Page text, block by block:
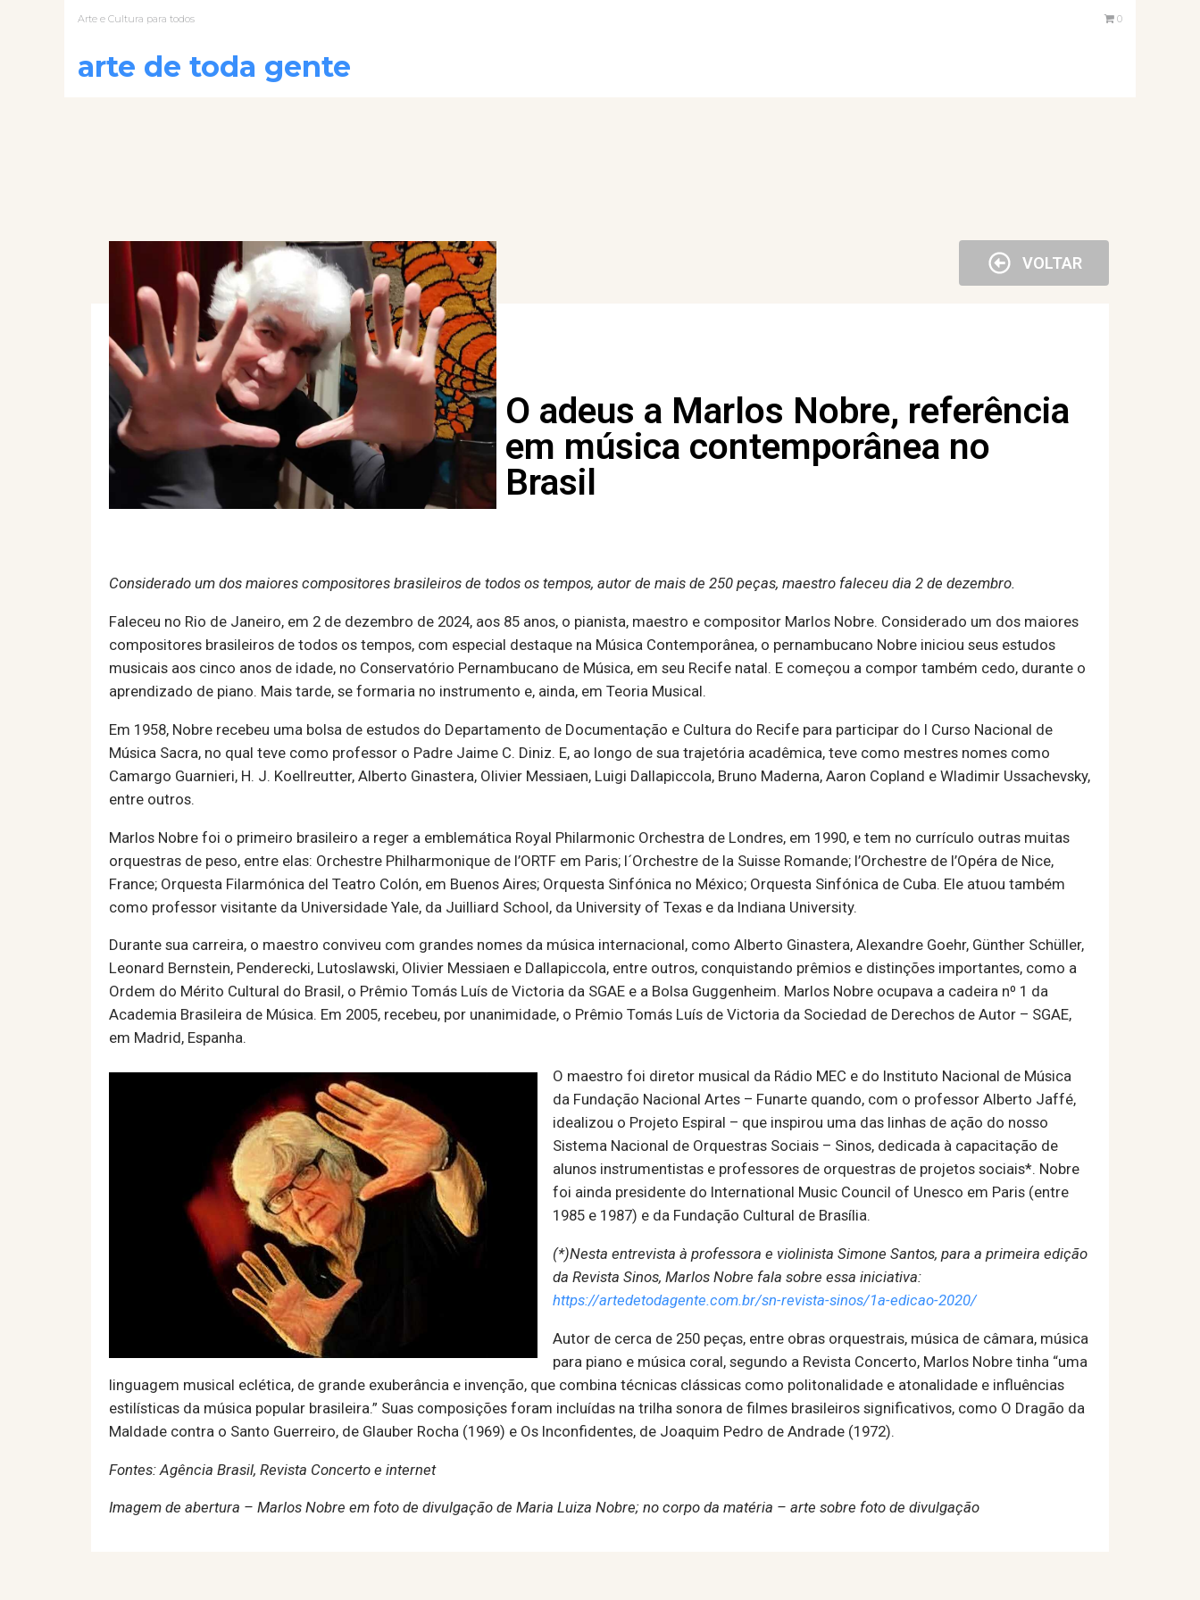
Arte e Cultura para todos 0
arte de toda gente
VOLTAR
O adeus a Marlos Nobre, referência
em música contemporânea no
Brasil
Considerado um dos maiores compositores brasileiros de todos os tempos, autor de mais de 250 peças, maestro faleceu dia 2 de dezembro.
Faleceu no Rio de Janeiro, em 2 de dezembro de 2024, aos 85 anos, o pianista, maestro e compositor Marlos Nobre. Considerado um dos maiores
compositores brasileiros de todos os tempos, com especial destaque na Música Contemporânea, o pernambucano Nobre iniciou seus estudos
musicais aos cinco anos de idade, no Conservatório Pernambucano de Música, em seu Recife natal. E começou a compor também cedo, durante o
aprendizado de piano. Mais tarde, se formaria no instrumento e, ainda, em Teoria Musical.
Em 1958, Nobre recebeu uma bolsa de estudos do Departamento de Documentação e Cultura do Recife para participar do I Curso Nacional de
Música Sacra, no qual teve como professor o Padre Jaime C. Diniz. E, ao longo de sua trajetória acadêmica, teve como mestres nomes como
Camargo Guarnieri, H. J. Koellreutter, Alberto Ginastera, Olivier Messiaen, Luigi Dallapiccola, Bruno Maderna, Aaron Copland e Wladimir Ussachevsky,
entre outros.
Marlos Nobre foi o primeiro brasileiro a reger a emblemática Royal Philarmonic Orchestra de Londres, em 1990, e tem no currículo outras muitas
orquestras de peso, entre elas: Orchestre Philharmonique de l’ORTF em Paris; l´Orchestre de la Suisse Romande; l’Orchestre de l’Opéra de Nice,
France; Orquesta Filarmónica del Teatro Colón, em Buenos Aires; Orquesta Sinfónica no México; Orquesta Sinfónica de Cuba. Ele atuou também
como professor visitante da Universidade Yale, da Juilliard School, da University of Texas e da Indiana University.
Durante sua carreira, o maestro conviveu com grandes nomes da música internacional, como Alberto Ginastera, Alexandre Goehr, Günther Schüller,
Leonard Bernstein, Penderecki, Lutoslawski, Olivier Messiaen e Dallapiccola, entre outros, conquistando prêmios e distinções importantes, como a
Ordem do Mérito Cultural do Brasil, o Prêmio Tomás Luís de Victoria da SGAE e a Bolsa Guggenheim. Marlos Nobre ocupava a cadeira nº 1 da
Academia Brasileira de Música. Em 2005, recebeu, por unanimidade, o Prêmio Tomás Luís de Victoria da Sociedad de Derechos de Autor – SGAE,
em Madrid, Espanha.
O maestro foi diretor musical da Rádio MEC e do Instituto Nacional de Música
da Fundação Nacional Artes – Funarte quando, com o professor Alberto Jaffé,
idealizou o Projeto Espiral – que inspirou uma das linhas de ação do nosso
Sistema Nacional de Orquestras Sociais – Sinos, dedicada à capacitação de
alunos instrumentistas e professores de orquestras de projetos sociais*. Nobre
foi ainda presidente do International Music Council of Unesco em Paris (entre
1985 e 1987) e da Fundação Cultural de Brasília.
(*)Nesta entrevista à professora e violinista Simone Santos, para a primeira edição
da Revista Sinos, Marlos Nobre fala sobre essa iniciativa:
https://artedetodagente.com.br/sn-revista-sinos/1a-edicao-2020/
Autor de cerca de 250 peças, entre obras orquestrais, música de câmara, música
para piano e música coral, segundo a Revista Concerto, Marlos Nobre tinha “uma
linguagem musical eclética, de grande exuberância e invenção, que combina técnicas clássicas como politonalidade e atonalidade e influências
estilísticas da música popular brasileira.” Suas composições foram incluídas na trilha sonora de filmes brasileiros significativos, como O Dragão da
Maldade contra o Santo Guerreiro, de Glauber Rocha (1969) e Os Inconfidentes, de Joaquim Pedro de Andrade (1972).
Fontes: Agência Brasil, Revista Concerto e internet
Imagem de abertura – Marlos Nobre em foto de divulgação de Maria Luiza Nobre; no corpo da matéria – arte sobre foto de divulgação